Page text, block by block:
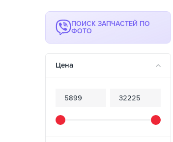
ПОИСК ЗАПЧАСТЕЙ ПО
ФОТО
Цена